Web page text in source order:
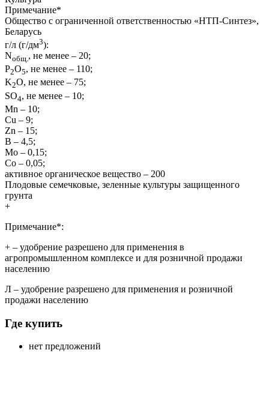
Примечание*
Общество с ограниченной ответственностью «НТП-Синтез»,
Беларусь
г/л (г/дм3):
Nобщ., не менее – 20;
P2O5, не менее – 110;
K2O, не менее – 75;
SО4, не менее – 10;
Mn – 10;
Cu – 9;
Zn – 15;
B – 4,5;
Mo – 0,15;
Co – 0,05;
активное органическое вещество – 200
Плодовые семечковые, зеленные культуры защищенного
грунта
+
Примечание*:
+ – удобрение разрешено для применения в
агропромышленном комплексе и для розничной продажи
населению
Л – удобрение разрешено для применения и розничной
продажи населению
Где купить
нет предложений